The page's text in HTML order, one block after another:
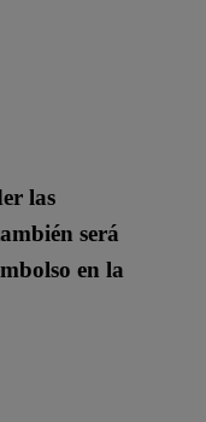
las
será
en la